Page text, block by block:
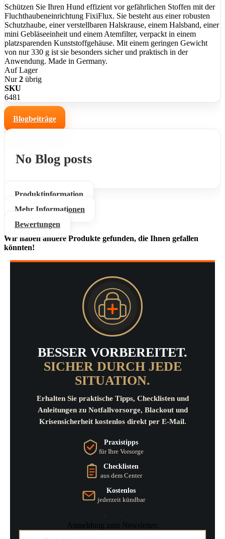
Schützen Sie Ihren Hund effizient vor gefährlichen Stoffen mit der
Fluchthaubeneinrichtung FixiFlux. Sie besteht aus einer robusten
Schutzhaube, einer verstellbaren Halskrause, einem Halsband, einer
mini Gebläseeinheit und einem Atemfilter, verpackt in einem
platzsparenden Kunststoffgehäuse. Mit einem geringen Gewicht
von nur 330 g ist sie besonders sicher und praktisch in der
Anwendung. Made in Germany.
Auf Lager
Nur2 übrig
SKU
6481
Blogbeiträge
No Blog posts
Produktinformation
Mehr Informationen
Bewertungen
Wir haben andere Produkte gefunden, die Ihnen gefallen
könnten!
BESSER VORBEREITET.
SICHER DURCH JEDE
SITUATION.
Erhalten Sie praktische Tipps, Checklisten und
Anleitungen zu Notfallvorsorge, Blackout und
Krisensicherheit kostenlos direkt per E-Mail.
Praxistipps
für Ihre Vorsorge
Checklisten
aus dem Center
Kostenlos
jederzeit kündbar
Anmeldung zum Newsletter: